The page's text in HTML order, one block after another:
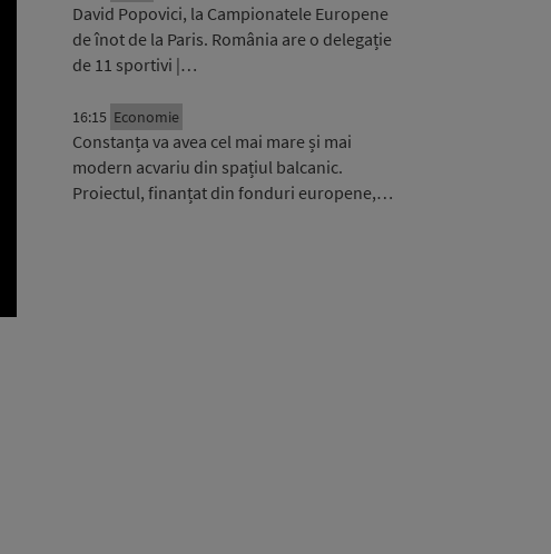
David Popovici, la Campionatele Europene
de înot de la Paris. România are o delegație
de 11 sportivi |…
16:15 Economie
Constanța va avea cel mai mare și mai
modern acvariu din spațiul balcanic.
Proiectul, finanțat din fonduri europene,…